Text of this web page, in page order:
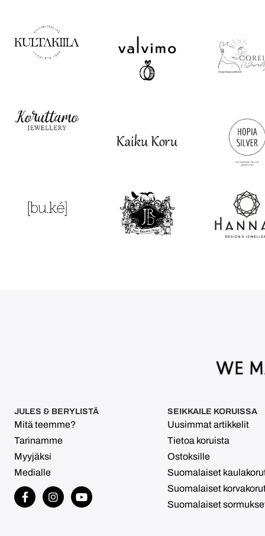
JULES & BERYLISTÄ
Mitä teemme?
Tarinamme
Myyjäksi
Medialle
SEIKKAILE KORUISSA
Uusimmat artikkelit
Tietoa koruista
Ostoksille
Suomalaiset
Suomalaiset
Suomalaiset